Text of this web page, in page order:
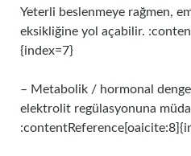
Yeterli beslenmeye rağmen,
eksikliğine yol açabilir.
{index=7}
– Metabolik / hormonal
elektrolit regülasyonuna